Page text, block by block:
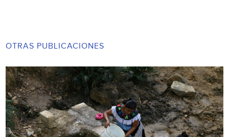
OTRAS PUBLICACIONES